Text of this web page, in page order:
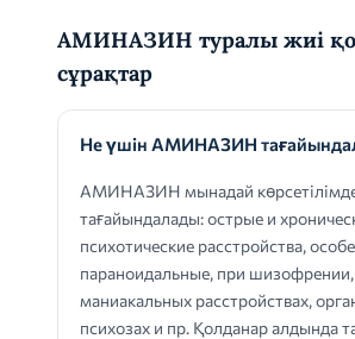
АМИНАЗИН туралы жиі
сұрақтар
Не үшін АМИНАЗИН
АМИНАЗИН мынадай
тағайындалады: острые и
психотические расстройства,
параноидальные, при шизофрении,
маниакальных расстройствах,
психозах и пр. Қолданар алдында